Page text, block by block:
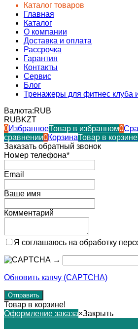
Каталог товаров
Главная
Каталог
О компании
Доставка и оплата
Рассрочка
Гарантия
Контакты
Сервис
Блог
Тренажеры для фитнес клуба
Валюта:RUB
RUBKZT
0ИзбранноеТовар в избранном0
сравнении0КорзинаТовар в
Заказать обратный звонок
Номер телефона*
Email
Ваше имя
Комментарий
Я соглашаюсь на обработку
→
Обновить капчу (CAPTCHA)
Товар в корзине!
Оформление заказа×Закрыть